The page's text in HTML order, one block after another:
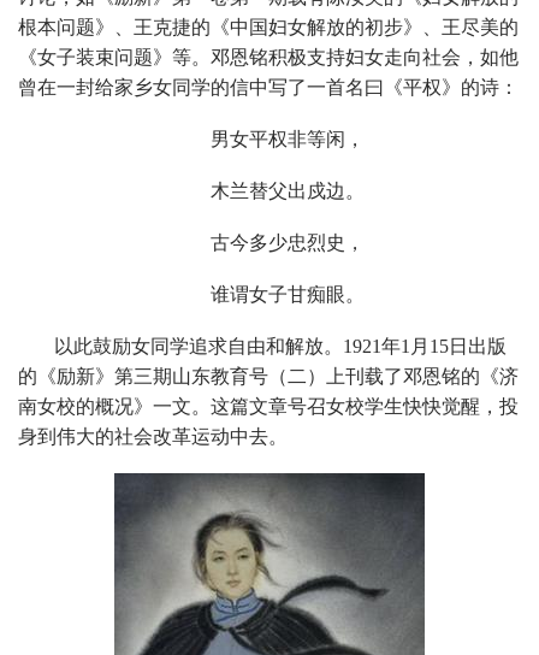
根本问题》、王克捷的《中国妇女解放的初步》、王尽美的
《女子装束问题》等。邓恩铭积极支持妇女走向社会，如他
曾在一封给家乡女同学的信中写了一首名曰《平权》的诗：
男女平权非等闲，
木兰替父出戍边。
古今多少忠烈史，
谁谓女子甘痴眼。
以此鼓励女同学追求自由和解放。 1921年1 月 15日出版
的《励新》第三期山东教育号（二）上刊载了邓恩铭的《济
南女校的概况》一文。这篇文章号召女校学生快快觉醒，投
身到伟大的社会改革运动中去。